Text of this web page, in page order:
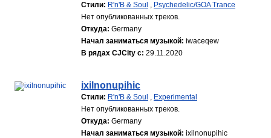
Стили: R'n'B & Soul , Psychedelic/GOA Trance
Нет опубликованных треков.
Откуда: Germany
Начал заниматься музыкой: iwaceqew
В рядах CJCity с: 29.11.2020
ixilnonupihic
Стили: R'n'B & Soul , Experimental
Нет опубликованных треков.
Откуда: Germany
Начал заниматься музыкой: ixilnonupihic